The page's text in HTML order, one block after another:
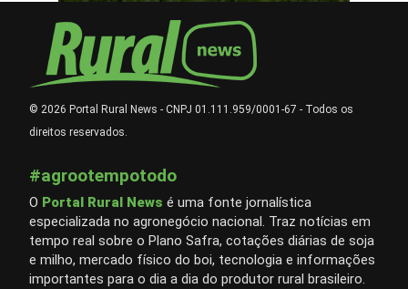
© 2026 Portal Rural News - CNPJ 01.111.959/0001-67 - Todos os
direitos reservados.
#agrootempotodo
O Portal Rural News é uma fonte jornalística
especializada no agronegócio nacional. Traz notícias em
tempo real sobre o Plano Safra, cotações diárias de soja
e milho, mercado físico do boi, tecnologia e informações
importantes para o dia a dia do produtor rural brasileiro.